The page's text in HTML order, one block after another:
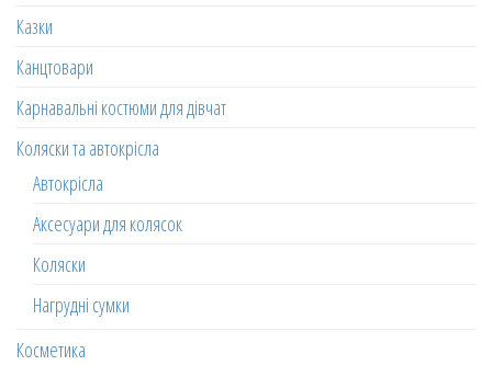
Казки
Канцтовари
Карнавальні костюми для дівчат
Коляски та автокрісла
Автокрісла
Аксесуари для колясок
Коляски
Нагрудні сумки
Косметика